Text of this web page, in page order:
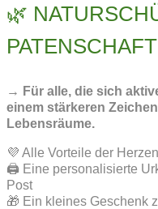
🌿
→ Für alle, die sich
einem stärkeren
Lebensräume.
💜 Alle Vorteile der
🖨️ Eine personalisierte
Post
🎁 Ein kleines Geschenk